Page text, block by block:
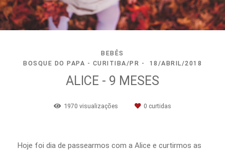
BEBÊS
BOSQUE DO PAPA - CURITIBA/PR
18/ABRIL/2018
ALICE - 9 MESES
1970 visualizações 0 curtidas
Hoje foi dia de passearmos com a Alice e curtirmos as